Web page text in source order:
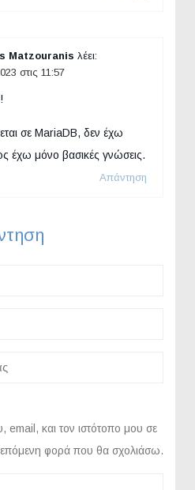
Matzouranis λέει:
στις 11:57
σε MariaDB, δεν έχω
έχω μόνο βασικές γνώσεις.
Απάντηση
και τον ιστότοπο μου σε
επόμενη φορά που θα σχολιάσω.